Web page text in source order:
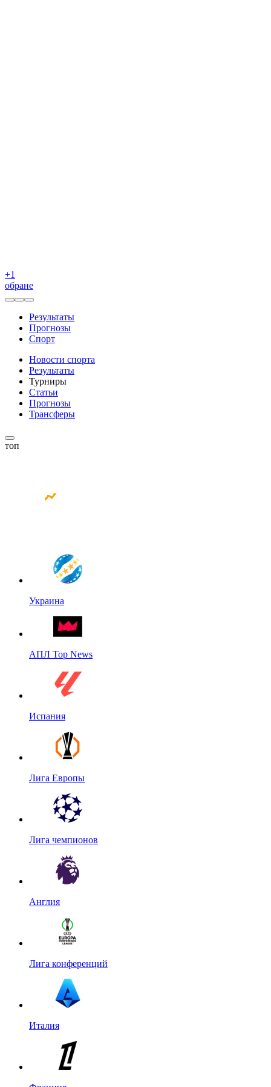
+1
обране
Результаты
Прогнозы
Спорт
Новости спорта
Результаты
Турниры
Статьи
Прогнозы
Трансферы
топ
Украина
АПЛ Top News
Испания
Лига Европы
Лига чемпионов
Англия
Лига конференций
Италия